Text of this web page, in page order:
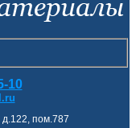
10
д.122, пом.787